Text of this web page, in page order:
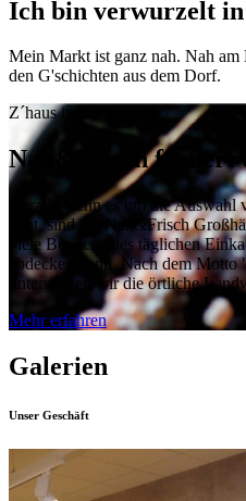
Ich bin verwurzelt
Mein Markt ist ganz nah. Nah am
den G'schichten aus dem Dorf.
Z´haus in der Region
Nah&Frisch fördert
Gerade wenn es um die
geht, sind die Nah&Frisch
viele Bereiche des täglichen
abdecken kann. Nach dem
unterstützen wir die örtliche
Mehr erfahren
Galerien
Unser Geschäft